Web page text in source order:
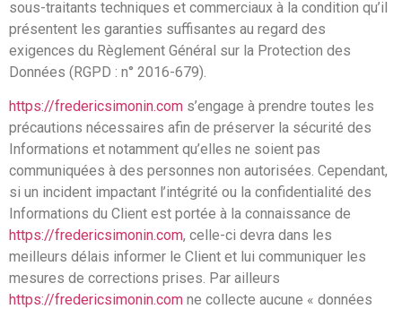
sous-traitants techniques et commerciaux à la condition qu’il
présentent les garanties suffisantes au regard des
exigences du Règlement Général sur la Protection des
Données (RGPD : n° 2016-679).
https://fredericsimonin.com s’engage à prendre toutes les
précautions nécessaires afin de préserver la sécurité des
Informations et notamment qu’elles ne soient pas
communiquées à des personnes non autorisées. Cependant,
si un incident impactant l’intégrité ou la confidentialité des
Informations du Client est portée à la connaissance de
https://fredericsimonin.com, celle-ci devra dans les
meilleurs délais informer le Client et lui communiquer les
mesures de corrections prises. Par ailleurs
https://fredericsimonin.com ne collecte aucune « données